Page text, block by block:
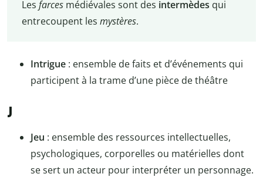
Les farcesmédiévales sont des intermèdes qui
entrecoupent les mystères.
Intrigue : ensemble de faits et d’événements qui
participent à la trame d’une pièce de théâtre
J
Jeu : ensemble des ressources intellectuelles,
psychologiques, corporelles ou matérielles dont
se sert un acteur pour interpréter un personnage.